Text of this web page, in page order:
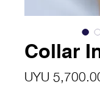
Collar
UYU